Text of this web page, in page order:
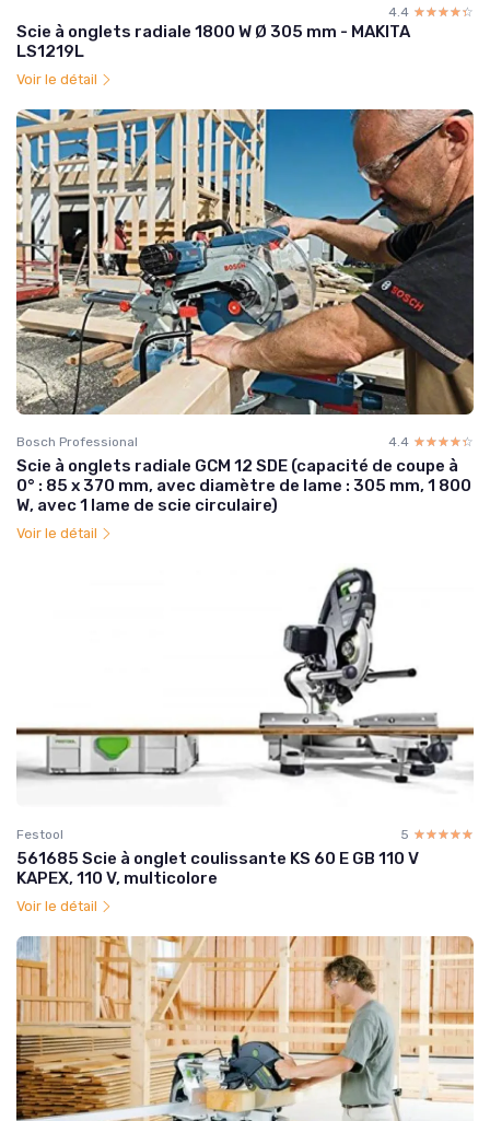
4.4 ☆☆☆☆☆
★★★★★
Scie à onglets radiale 1800 W Ø 305 mm - MAKITA
LS1219L
Voir le détail
Bosch Professional 4.4 ☆☆☆☆☆
★★★★★
Scie à onglets radiale GCM 12 SDE (capacité de coupe à
0° : 85 x 370 mm, avec diamètre de lame : 305 mm, 1 800
W, avec 1 lame de scie circulaire)
Voir le détail
Festool 5 ☆☆☆☆☆
★★★★★
561685 Scie à onglet coulissante KS 60 E GB 110 V
KAPEX, 110 V, multicolore
Voir le détail